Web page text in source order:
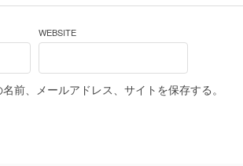
WEBSITE
前、メールアドレス、サイトを保存する。